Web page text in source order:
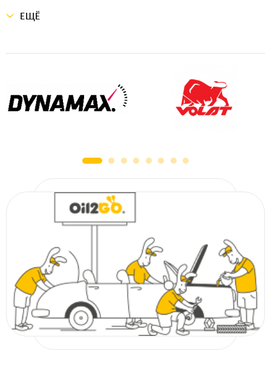
Интернет-магазин OIL2GO реализует качественные фильтрующие элементы
(AURORA, E-TEC, MANNOL, SMARTEX и т. д.), которые хорошо себя
зарекомендовали среди украинских автолюбителей. Просмотрите наш
товарный каталог, если вам необходим цилиндрический, панельный или
Важность своевременной замены
каждые 20–30 тысяч километров пробега, но, как правило, его меняют
одновременно с моторным маслом. Воздушные фильтры для автомобилей
выполнения работы — проверить прочность закрытия крышки корпуса.
От своевременности данной манипуляции зависит бесперебойность
эксплуатации автотранспорта, так как качественное очищение воздушных
масс сокращает загрязнение топливных форсунок, способствует
оптимизации расхода топлива, снижает риск поломки двигателя и смежных
механизмов. Стоит отметить, что несвоевременная смена данного
расходного материала может пагубно отразиться на здоровье водителя, в
ЕЩЁ